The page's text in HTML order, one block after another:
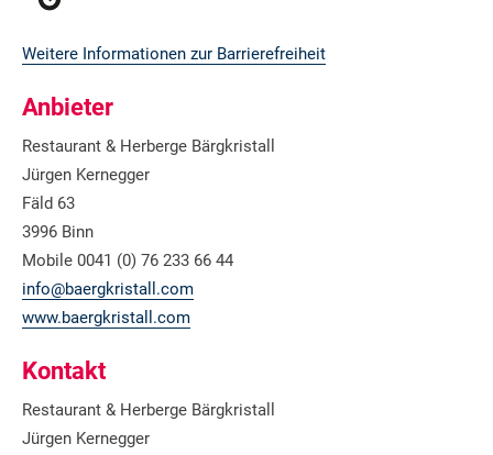
Weitere Informationen zur Barrierefreiheit
Anbieter
Restaurant & Herberge Bärgkristall
Jürgen Kernegger
Fäld 63
3996 Binn
Mobile 0041 (0) 76 233 66 44
info@baergkristall.com
www.baergkristall.com
Kontakt
Restaurant & Herberge Bärgkristall
Jürgen Kernegger